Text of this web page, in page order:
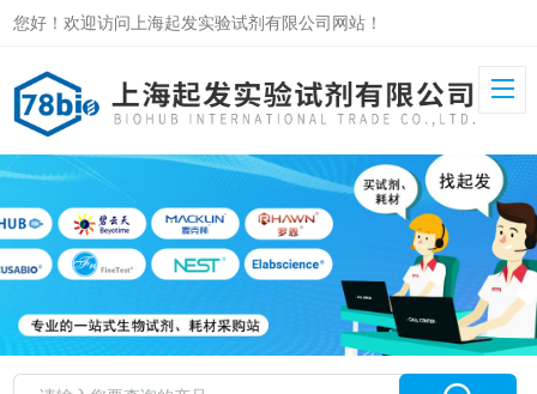
您好！欢迎访问上海起发实验试剂有限公司网站！